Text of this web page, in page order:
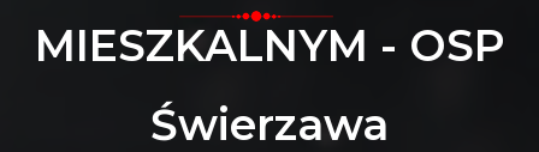
MIESZKALNYM - OSP
Świerzawa